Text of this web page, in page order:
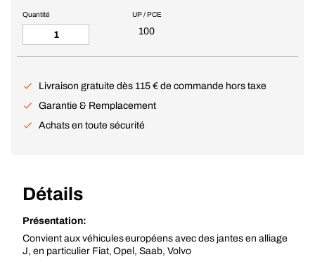
UP / PCE
100
Quantité
Livraison gratuite dès 115 € de commande hors taxe
Garantie & Remplacement
Achats en toute sécurité
Détails
Présentation:
Convient aux véhicules européens avec des jantes en alliage
J, en particulier Fiat, Opel, Saab, Volvo